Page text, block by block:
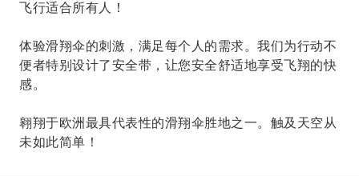
飞行适合所有人！
体验滑翔伞的刺激，满足每个人的需求。我们为行动不
便者特别设计了安全带，让您安全舒适地享受飞翔的快
感。
翱翔于欧洲最具代表性的滑翔伞胜地之一。触及天空从
未如此简单！